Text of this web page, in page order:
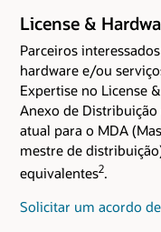
License &
Parceiros
hardware e/ou
Expertise no License
Anexo de Distribuição
atual para o MDA
mestre de
equivalentes2.
Solicitar um acordo